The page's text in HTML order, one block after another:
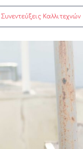
Συνεντεύξεις Καλλιτεχνών